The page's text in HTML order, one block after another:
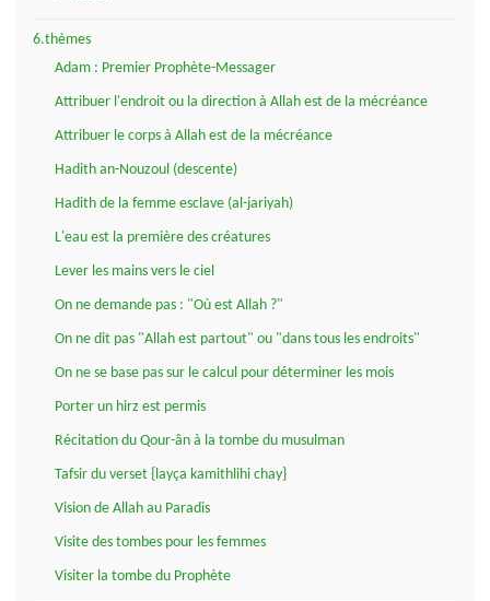
6.thèmes
Adam : Premier Prophète-Messager
Attribuer l'endroit ou la direction à Allah est de la mécréance
Attribuer le corps à Allah est de la mécréance
Hadith an-Nouzoul (descente)
Hadith de la femme esclave (al-jariyah)
L'eau est la première des créatures
Lever les mains vers le ciel
On ne demande pas : "Où est Allah ?"
On ne dit pas "Allah est partout" ou "dans tous les endroits"
On ne se base pas sur le calcul pour déterminer les mois
Porter un hirz est permis
Récitation du Qour-ân à la tombe du musulman
Tafsir du verset {layça kamithlihi chay}
Vision de Allah au Paradis
Visite des tombes pour les femmes
Visiter la tombe du Prophète